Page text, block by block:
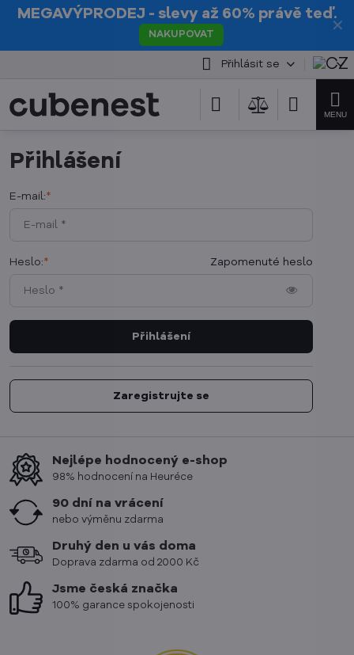
✕
MEGAVÝPRODEJ - slevy až 60% právě teď.
NAKUPOVAT
Přihlásit se
Přihlášení
E-mail:*
Zapomenuté heslo
Heslo:*
Přihlášení
Zaregistrujte se
Nejlépe hodnocený e-shop
98% hodnocení na Heuréce
90 dní na vrácení
nebo výměnu zdarma
Druhý den u vás doma
Doprava zdarma od 2000 Kč
Jsme česká značka
100% garance spokojenosti